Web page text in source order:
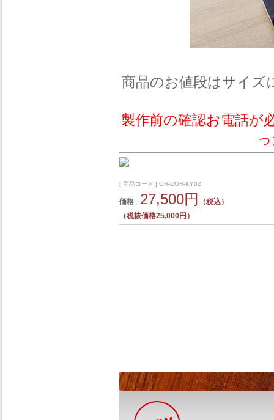
商品のお値段はサイズ
製作前の確認お電話が
[ 商品コード ] OR-COR-KY02
価格 27,500円
（税込）
（税抜価格25,000円）